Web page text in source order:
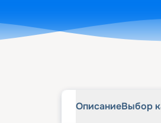
ОписаниеВыбор